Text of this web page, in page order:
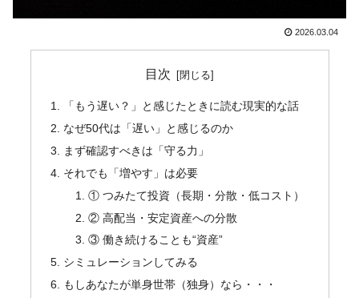
2026.03.04
目次
「もう遅い？」と感じたときに読む現実的な話
なぜ50代は「遅い」と感じるのか
まず確認すべきは「守る力」
それでも「増やす」は必要
① つみたて投資（長期・分散・低コスト）
② 高配当・安定資産への分散
③ 働き続けることも“資産”
シミュレーションしてみる
もしあなたが単身世帯（独身）なら・・・